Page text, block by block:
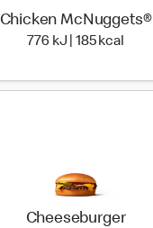
Chicken McNuggets®
776 kJ | 185 kcal
Cheeseburger